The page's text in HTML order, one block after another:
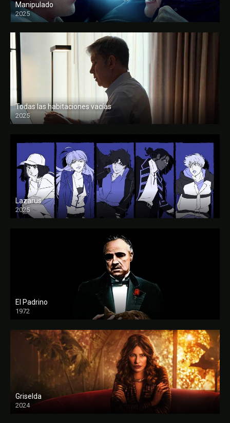
Manipulado
2025
Todas las habitaciones vacías
2025
FULL HD
Lazarus
2025
El Padrino
1972
FULL HD
Griselda
2024